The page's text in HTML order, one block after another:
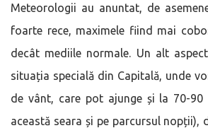
Meteorologii au anuntat, de
foarte rece, maximele fiind mai
decât mediile normale. Un alt
situația specială din Capitală, unde
de vânt, care pot ajunge și la 70-90
această seara și pe parcursul nopții),